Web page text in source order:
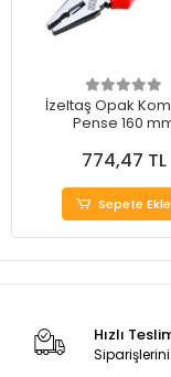
İzeltaş Opak
Pense 160
774,47 TL
Sepete Ekle
Hızlı